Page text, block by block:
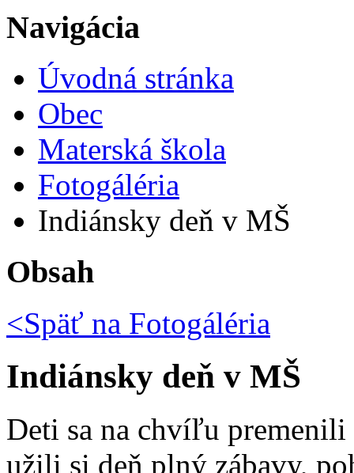
Navigácia
Úvodná stránka
Obec
Materská škola
Fotogáléria
Indiánsky deň v MŠ
Obsah
<Späť na Fotogáléria
Indiánsky deň v MŠ
Deti sa na chvíľu
užili si deň plný zábavy,